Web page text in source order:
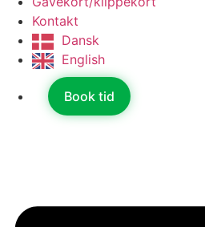
Kontakt
Dansk
English
Book tid